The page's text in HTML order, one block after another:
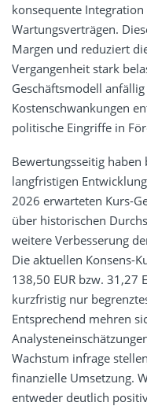
konsequente
Wartungsverträgen.
Margen und reduziert
Vergangenheit stark
Geschäftsmodell
Kostenschwankungen
politische Eingriffe in
Bewertungsseitig
langfristigen
2026 erwarteten Kurs-
über historischen
weitere Verbesserung
Die aktuellen Konsens-
138,50 EUR bzw. 31,27
kurzfristig nur
Entsprechend mehren
Wachstum infrage
finanzielle Umsetzung.
entweder deutlich